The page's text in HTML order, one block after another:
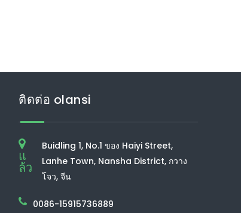
ติดต่อ olansi
แ
ล้ว
Buidling 1, No.1 ของ Haiyi Street,
Lanhe Town, Nansha District, กวาง
โจว, จีน
0086-15915736889